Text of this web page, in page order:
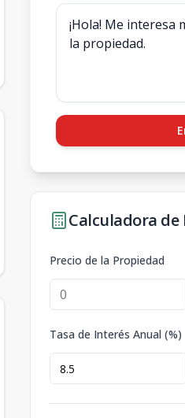
Calculadora de
Precio de la Propiedad
Tasa de Interés Anual (%)